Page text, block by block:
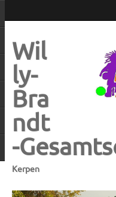
Wil
ly-
Bra
ndt
-
Kerpen